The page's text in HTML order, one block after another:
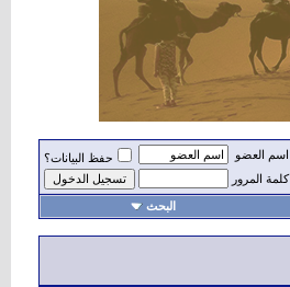
اسم العضو
حفظ البيانات؟
كلمة المرور
البحث